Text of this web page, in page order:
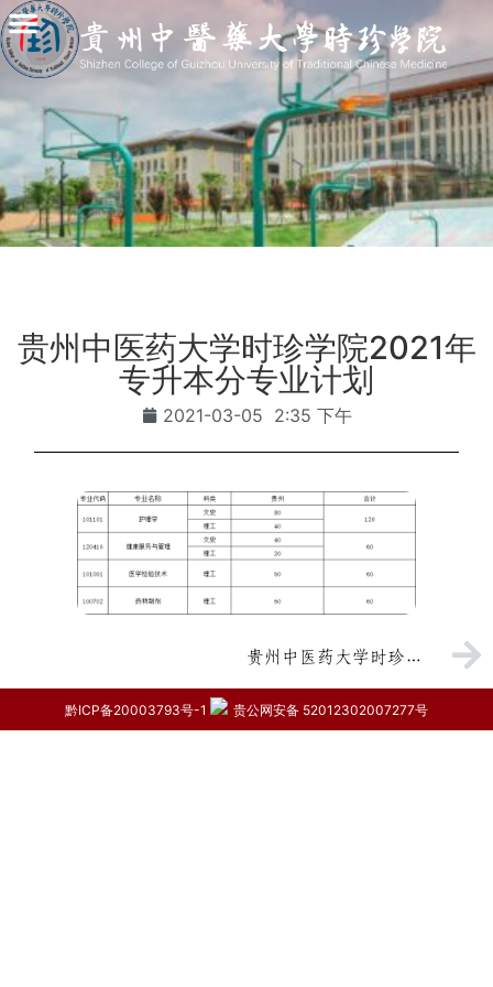
贵州中医药大学时珍学院2021年
专升本分专业计划
2021-03-05 2:35 下午
贵州中医药大学时珍学院2021年分省分专业招生计划
黔ICP备20003793号-1 贵公网安备 52012302007277号